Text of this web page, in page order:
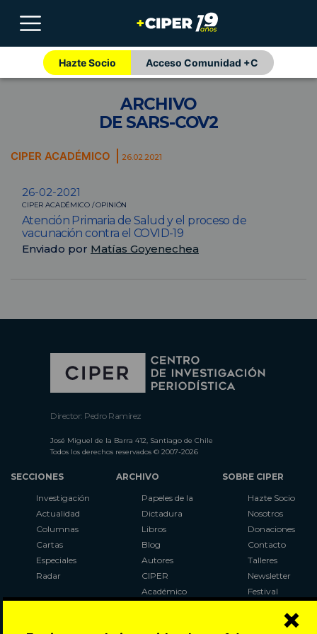
×
Hazte Socio Acceso Comunidad +C
ARCHIVO
DE SARS-COV2
CIPER ACADÉMICO 26.02.2021
26-02-2021
CIPER ACADÉMICO / OPINIÓN
Atención Primaria de Salud y el proceso de
vacunación contra el COVID-19
Enviado por Matías Goyenechea
Director: Pedro Ramírez
José Miguel de la Barra 412, Santiago de Chile
Todos los derechos reservados © 2007-2026
SECCIONES
Investigación
Actualidad
Columnas
Cartas
Especiales
Radar
ARCHIVO
Papeles de la
Dictadura
Libros
Blog
Autores
CIPER
Académico
SOBRE CIPER
Hazte Socio
Nosotros
Donaciones
Contacto
Talleres
Newsletter
Festival